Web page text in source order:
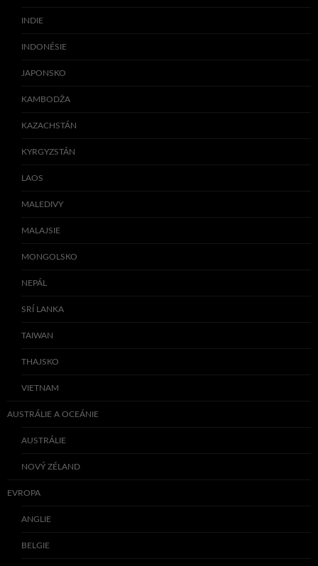
INDIE
INDONÉSIE
JAPONSKO
KAMBODŽA
KAZACHSTÁN
KYRGYZSTÁN
LAOS
MALEDIVY
MALAJSIE
MONGOLSKO
NEPÁL
SRÍ LANKA
TAIWAN
THAJSKO
VIETNAM
AUSTRÁLIE A OCEÁNIE
AUSTRÁLIE
NOVÝ ZÉLAND
EVROPA
ANGLIE
BELGIE